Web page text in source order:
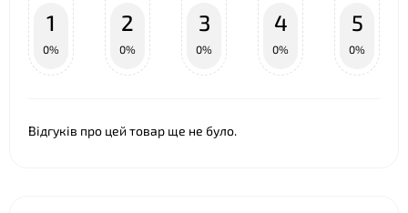
1
0%
2
0%
3
0%
4
0%
5
0%
Відгуків про цей товар ще не було.
❤